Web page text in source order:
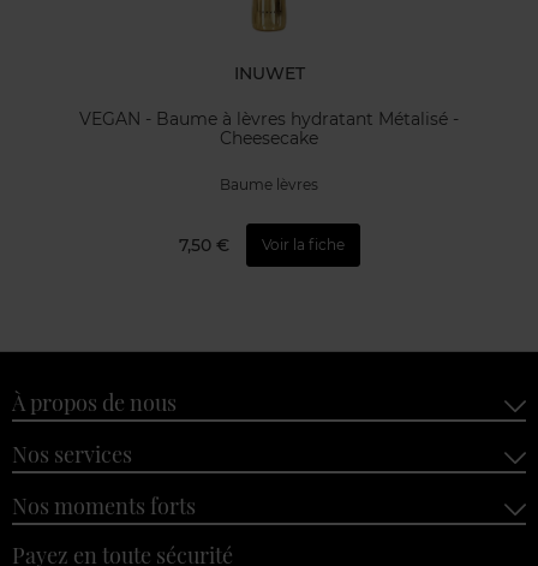
INUWET
VEGAN - Baume à lèvres hydratant Métalisé -
Cheesecake
Baume lèvres
7,50 € Voir la fiche
À propos de nous
Nos services
Nos moments forts
Payez en toute sécurité